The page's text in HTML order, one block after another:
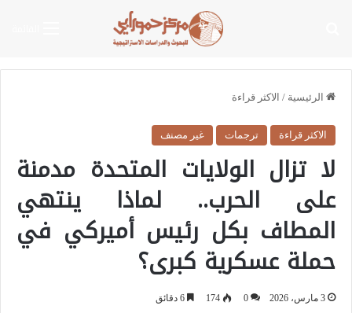
الرئيسية / الاكثر قراءة
الاكثر قراءة ترجمات غير مصنف
لا تزال الولايات المتحدة مدمنة
على الحرب.. لماذا ينتهي
المطاف بكل رئيس أميركي في
حملة عسكرية كبرى؟
3 مارس، 2026 0
174